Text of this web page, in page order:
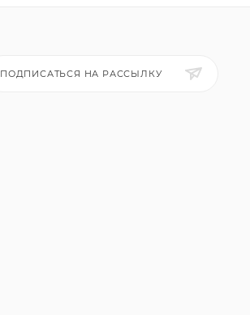
ПОДПИСАТЬСЯ НА РАССЫЛКУ